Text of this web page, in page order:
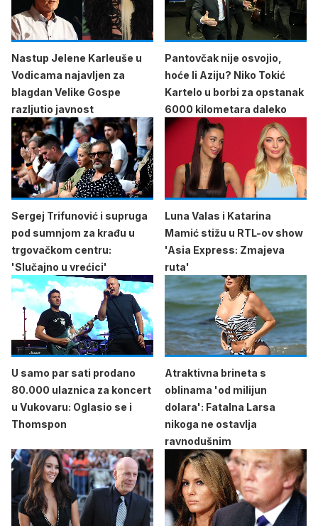
Nastup Jelene Karleuše u
Vodicama najavljen za
blagdan Velike Gospe
razljutio javnost
Pantovčak nije osvojio,
hoće li Aziju? Niko Tokić
Kartelo u borbi za opstanak
6000 kilometara daleko
Sergej Trifunović i supruga
pod sumnjom za krađu u
trgovačkom centru:
'Slučajno u vrećici'
Luna Valas i Katarina
Mamić stižu u RTL-ov show
'Asia Express: Zmajeva
ruta'
U samo par sati prodano
80.000 ulaznica za koncert
u Vukovaru: Oglasio se i
Thomspon
Atraktivna brineta s
oblinama 'od milijun
dolara': Fatalna Larsa
nikoga ne ostavlja
ravnodušnim